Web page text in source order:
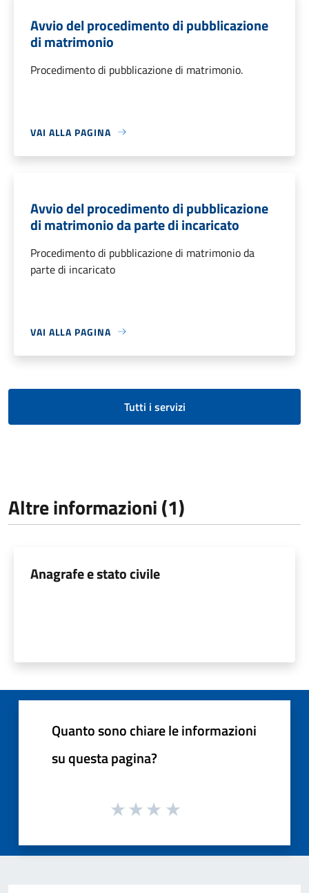
Avvio del procedimento di pubblicazione
di matrimonio
Procedimento di pubblicazione di matrimonio.
VAI ALLA PAGINA
Avvio del procedimento di pubblicazione
di matrimonio da parte di incaricato
Procedimento di pubblicazione di matrimonio da
parte di incaricato
VAI ALLA PAGINA
Tutti i servizi
Altre informazioni (1)
Anagrafe e stato civile
Quanto sono chiare le informazioni
su questa pagina?